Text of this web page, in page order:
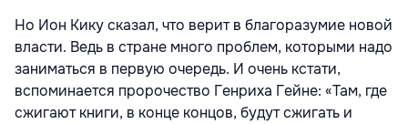
Но Ион Кику сказал, что верит в благоразумие новой
власти. Ведь в стране много проблем, которыми надо
заниматься в первую очередь. И очень кстати,
вспоминается пророчество Генриха Гейне: «Там, где
сжигают книги, в конце концов, будут сжигать и